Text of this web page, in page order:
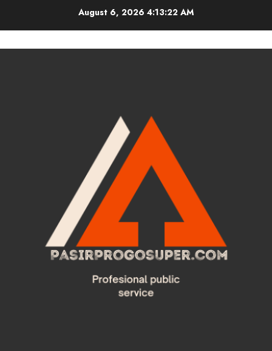
August 6, 2026 4:13:22 AM